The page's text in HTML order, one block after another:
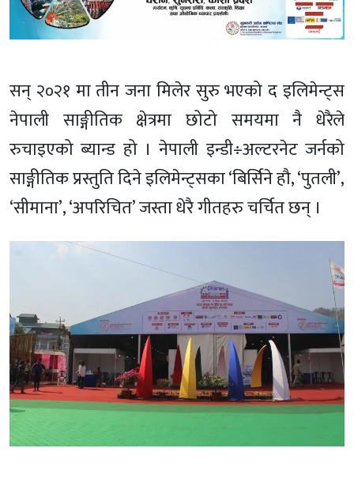
सन् २०२१ मा तीन जना मिलेर सुरु भएको द इलिमेन्ट्स
नेपाली साङ्गीतिक क्षेत्रमा छोटो समयमा नै धेरैले
रुचाइएको ब्यान्ड हो । नेपाली इन्डी÷अल्टरनेट जर्नको
साङ्गीतिक प्रस्तुति दिने इलिमेन्ट्सका ‘बिर्सिने हौ, ‘पुतली’,
‘सीमाना’, ‘अपरिचित’ जस्ता धेरै गीतहरु चर्चित छन् ।